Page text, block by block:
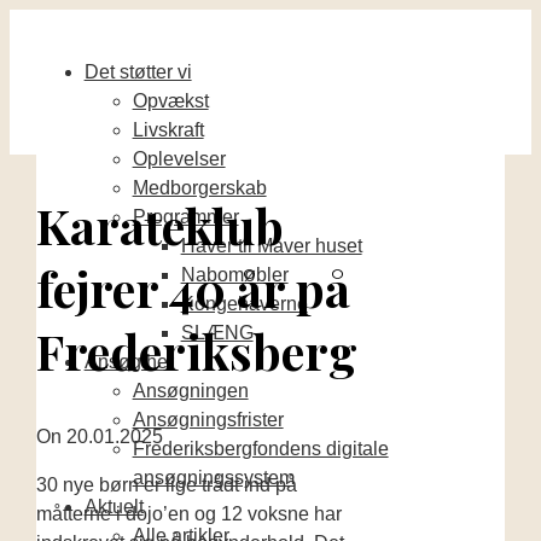
Det støtter vi
Opvækst
Livskraft
Oplevelser
Medborgerskab
Programmer
Haver til Maver huset
Nabomøbler
Kongehaverne
SLÆNG
Ansøg her
Ansøgningen
Ansøgningsfrister
Frederiksbergfondens digitale
ansøgningssystem
Aktuelt
Alle artikler
Karateklub
fejrer 40 år på
Frederiksberg
On 20.01.2025
30 nye børn er lige trådt ind på
måtterne i dojo’en og 12 voksne har